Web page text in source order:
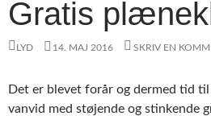
Gratis
LYD 14. MAJ 2016 SKRIV EN
Det er blevet forår og dermed tid
vanvid med støjende og stinkende